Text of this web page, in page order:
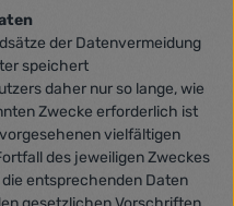
der Datenvermeidung
speichert
daher nur so lange, wie
Zwecke erforderlich ist
vielfältigen
des jeweiligen Zweckes
entsprechenden Daten